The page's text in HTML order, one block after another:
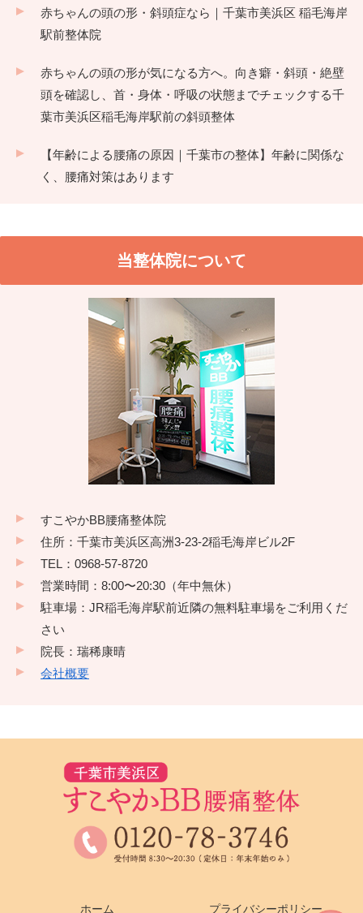
赤ちゃんの頭の形・斜頭症なら｜千葉市美浜区 稲毛海岸
駅前整体院
赤ちゃんの頭の形が気になる方へ。向き癖・斜頭・絶壁
頭を確認し、首・身体・呼吸の状態までチェックする千
葉市美浜区稲毛海岸駅前の斜頭整体
【年齢による腰痛の原因｜千葉市の整体】年齢に関係な
く、腰痛対策はあります
当整体院について
すこやかBB腰痛整体院
住所：千葉市美浜区高洲3-23-2稲毛海岸ビル2F
TEL：0968-57-8720
営業時間：8:00〜20:30（年中無休）
駐車場：JR稲毛海岸駅前近隣の無料駐車場をご利用くだ
さい
院長：瑞稀康晴
会社概要
ホーム プライバシーポリシー